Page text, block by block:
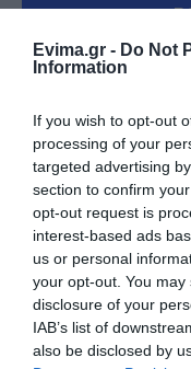
Evima.gr - Do Not
Information
If you wish to opt-out
processing of your
targeted advertising
section to confirm
opt-out request is
interest-based ads
us or personal
your opt-out. You
disclosure of your
IAB’s list of
also be disclosed by
Αύγουστος στην
γίνει αύριο στα
10.08.2026 | 11:20
Η Λίμνη Ευβοίας
συνάντησης των
Στερεάς Ελλάδας
10.08.2026 | 11:00
Χαλκίδα: Γιατί
μωβ- ροζ το
παραλία
10.08.2026 | 10:40